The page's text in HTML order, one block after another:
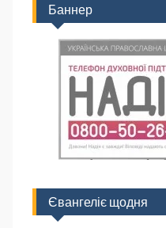
Баннер
Євангеліє щодня